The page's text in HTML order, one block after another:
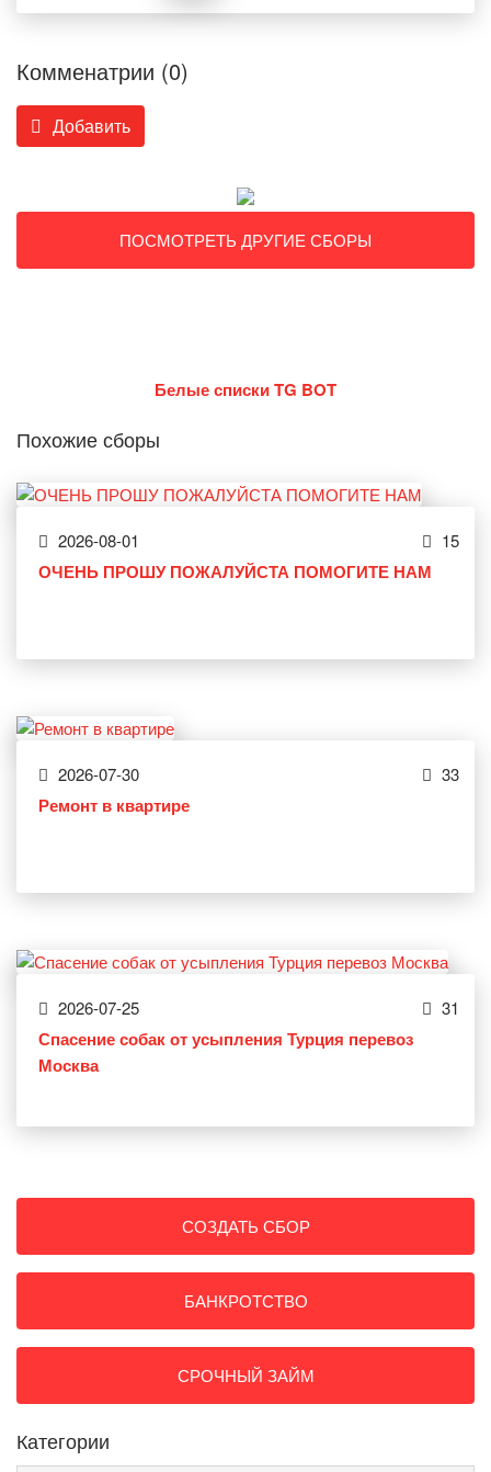
Комменатрии (0)
Добавить
ПОСМОТРЕТЬ ДРУГИЕ СБОРЫ
Белые списки TG BOT
Похожие сборы
2026-08-01 15
ОЧЕНЬ ПРОШУ ПОЖАЛУЙСТА ПОМОГИТЕ НАМ
2026-07-30 33
Ремонт в квартире
2026-07-25 31
Спасение собак от усыпления Турция перевоз
Москва
СОЗДАТЬ СБОР
БАНКРОТСТВО
СРОЧНЫЙ ЗАЙМ
Категории